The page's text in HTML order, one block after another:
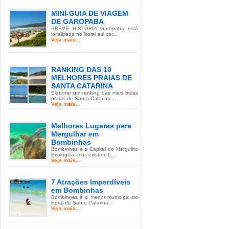
MINI-GUIA DE VIAGEM
DE GAROPABA
BREVE HISTÓRIA Garopaba está
localizada no litoral sul cat...
Veja mais...
RANKING DAS 10
MELHORES PRAIAS DE
SANTA CATARINA
Elaborar um ranking das mais belas
praias de Santa Catarina,...
Veja mais...
Melhores Lugares para
Mergulhar em
Bombinhas
Bombinhas é a Capital do Mergulho
Ecológico, mas existem b...
Veja mais...
7 Atrações Imperdíveis
em Bombinhas
Bombinhas é o menor município do
litoral de Santa Catarina...
Veja mais...